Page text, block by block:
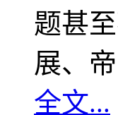
题甚
展、
全文...